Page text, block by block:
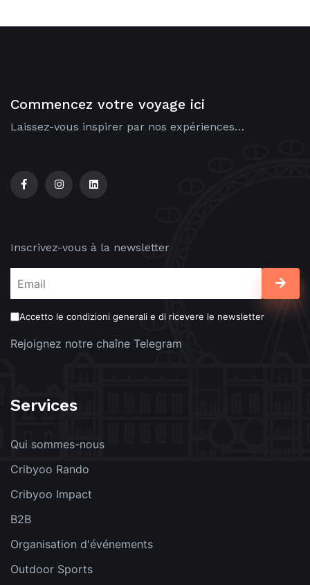
Commencez votre voyage ici
Laissez-vous inspirer par nos expériences…
Inscrivez-vous à la newsletter
Accetto le condizioni generali e di ricevere le newsletter
Rejoignez notre chaîne Telegram
Services
Qui sommes-nous
Cribyoo Rando
Cribyoo Impact
B2B
Organisation d'événements
Outdoor Sports